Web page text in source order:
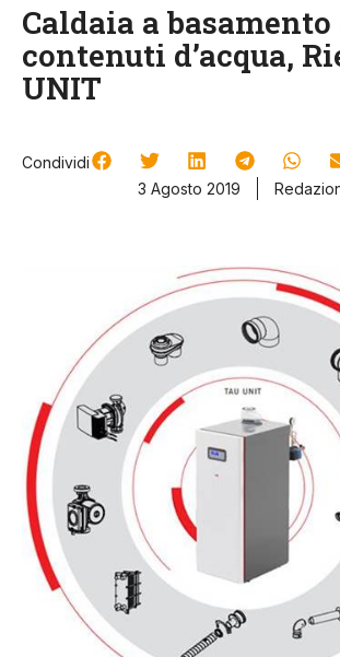
Caldaia a
contenuti d’acqua,
UNIT
Condividi
3 Agosto 2019